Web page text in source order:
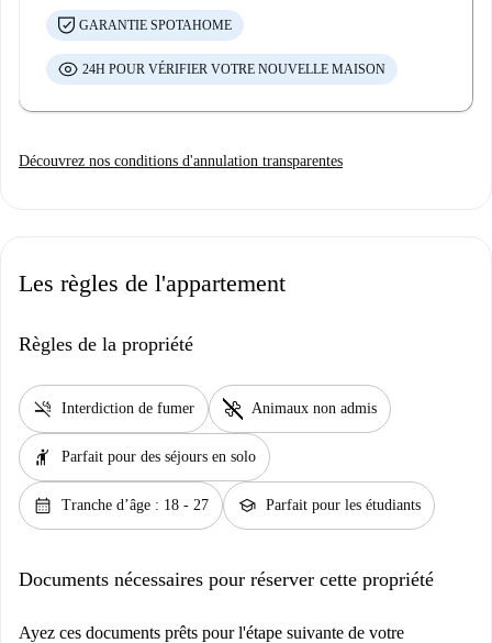
GARANTIE SPOTAHOME
24H POUR VÉRIFIER VOTRE NOUVELLE MAISON
Découvrez nos conditions d'annulation transparentes
Les règles de l'appartement
Règles de la propriété
smoke_free Interdiction de fumer pet_supplies Animaux non admis
hail Parfait pour des séjours en solo
calendar_month Tranche d’âge : 18 - 27 school Parfait pour les étudiants
Documents nécessaires pour réserver cette propriété
Ayez ces documents prêts pour l'étape suivante de votre